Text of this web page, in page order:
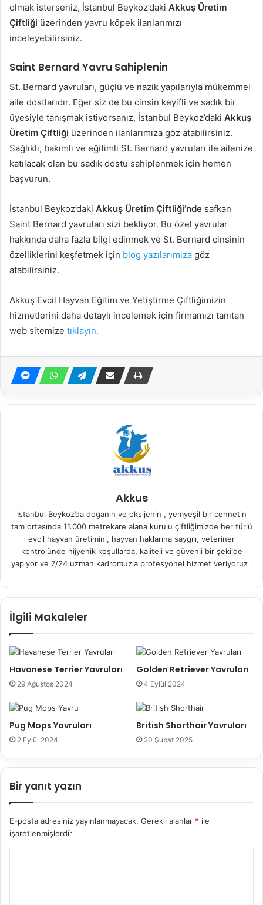
olmak isterseniz, İstanbul Beykoz’daki Akkuş Üretim
Çiftliği üzerinden yavru köpek ilanlarımızı
inceleyebilirsiniz.
Saint Bernard Yavru Sahiplenin
St. Bernard yavruları, güçlü ve nazik yapılarıyla mükemmel
aile dostlarıdır. Eğer siz de bu cinsin keyifli ve sadık bir
üyesiyle tanışmak istiyorsanız, İstanbul Beykoz’daki Akkuş
Üretim Çiftliği üzerinden ilanlarımıza göz atabilirsiniz.
Sağlıklı, bakımlı ve eğitimli St. Bernard yavruları ile ailenize
katılacak olan bu sadık dostu sahiplenmek için hemen
başvurun.
İstanbul Beykoz’daki Akkuş Üretim Çiftliği’nde safkan
Saint Bernard yavruları sizi bekliyor. Bu özel yavrular
hakkında daha fazla bilgi edinmek ve St. Bernard cinsinin
özelliklerini keşfetmek için blog yazılarımıza göz
atabilirsiniz.
Akkuş Evcil Hayvan Eğitim ve Yetiştirme Çiftliğimizin
hizmetlerini daha detaylı incelemek için firmamızı tanıtan
web sitemize tıklayın.
Akkus
İstanbul Beykoz’da doğanın ve oksijenin , yemyeşil bir cennetin
tam ortasında 11.000 metrekare alana kurulu çiftliğimizde her türlü
evcil hayvan üretimini, hayvan haklarına saygılı, veteriner
kontrolünde hijyenik koşullarda, kaliteli ve güvenli bir şekilde
yapıyor ve 7/24 uzman kadromuzla profesyonel hizmet veriyoruz .
İlgili Makaleler
Havanese Terrier Yavruları
29 Ağustos 2024
Golden Retriever Yavruları
4 Eylül 2024
Pug Mops Yavruları
2 Eylül 2024
British Shorthair Yavruları
20 Şubat 2025
Bir yanıt yazın
E-posta adresiniz yayınlanmayacak. Gerekli alanlar * ile
işaretlenmişlerdir